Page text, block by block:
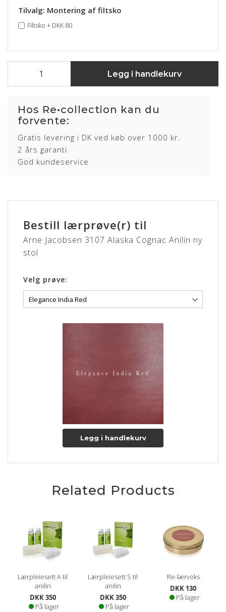
Tilvalg: Montering af filtsko
Filtsko + DKK 80
Legg i handlekurv
Hos Re•collection kan du
forvente:
Gratis levering i DK ved køb over 1000 kr.
2 års garanti
God kundeservice
Bestill lærprøve(r) til
Arne Jacobsen 3107 Alaska Cognac Anilin ny
stol
Velg prøve:
Legg i handlekurv
Related Products
Lærpleiesett A til
anilin
DKK 350
På lager
Lærpleiesett S til
anilin
DKK 350
På lager
Re-lærvoks
DKK 130
På lager